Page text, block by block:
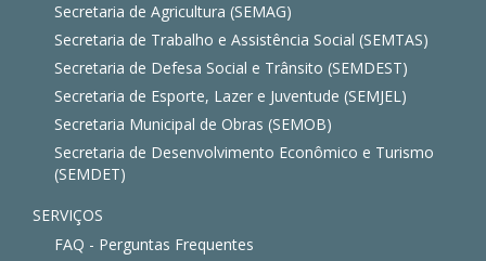
Secretaria de Agricultura (SEMAG)
Secretaria de Trabalho e Assistência Social (SEMTAS)
Secretaria de Defesa Social e Trânsito (SEMDEST)
Secretaria de Esporte, Lazer e Juventude (SEMJEL)
Secretaria Municipal de Obras (SEMOB)
Secretaria de Desenvolvimento Econômico e Turismo
(SEMDET)
SERVIÇOS
FAQ - Perguntas Frequentes